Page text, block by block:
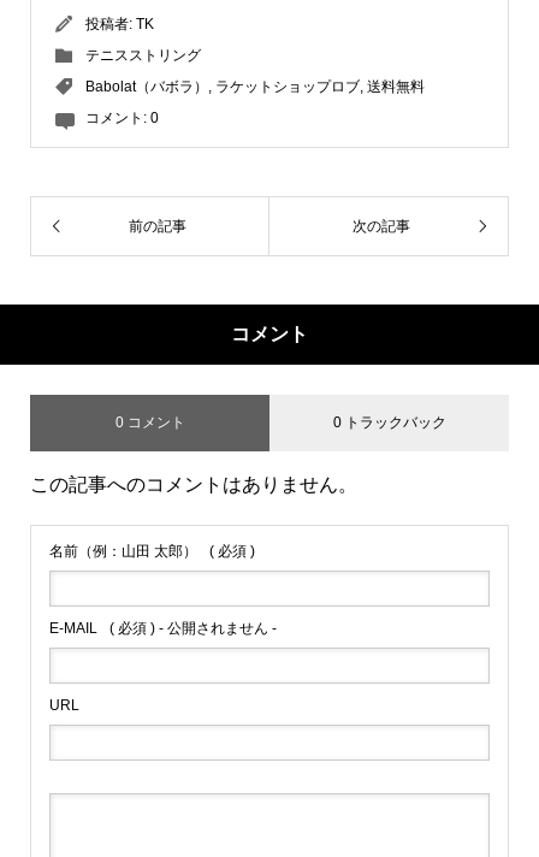
投稿者: TK
テニスストリング
Babolat（バボラ） , ラケットショップロブ, 送料無料
コメント: 0
前の記事 次の記事
コメント
0 コメント 0 トラックバック
この記事へのコメントはありません。
名前（例：山田 太郎） ( 必須 )
E-MAIL ( 必須 ) - 公開されません -
URL